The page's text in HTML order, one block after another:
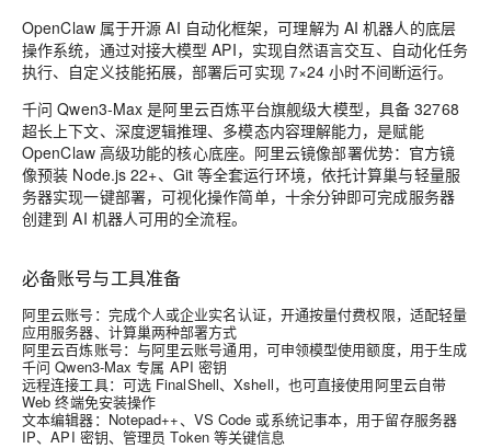
OpenClaw 属于开源 AI 自动化框架，可理解为 AI 机器人的底层
操作系统，通过对接大模型 API，实现自然语言交互、自动化任务
执行、自定义技能拓展，部署后可实现 7×24 小时不间断运行。
千问 Qwen3-Max 是阿里云百炼平台旗舰级大模型，具备 32768
超长上下文、深度逻辑推理、多模态内容理解能力，是赋能
OpenClaw 高级功能的核心底座。阿里云镜像部署优势：官方镜
像预装 Node.js 22+、Git 等全套运行环境，依托计算巢与轻量服
务器实现一键部署，可视化操作简单，十余分钟即可完成服务器
创建到 AI 机器人可用的全流程。
必备账号与工具准备
阿里云账号：完成个人或企业实名认证，开通按量付费权限，适配轻量
应用服务器、计算巢两种部署方式
阿里云百炼账号：与阿里云账号通用，可申领模型使用额度，用于生成
千问 Qwen3-Max 专属 API 密钥
远程连接工具：可选 FinalShell、Xshell，也可直接使用阿里云自带
Web 终端免安装操作
文本编辑器：Notepad++、VS Code 或系统记事本，用于留存服务器
IP、API 密钥、管理员 Token 等关键信息